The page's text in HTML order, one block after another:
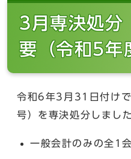
3月専決処分
要（令和5年
令和6年3月31日付け
号）を専決処分しまし
一般会計のみの全1